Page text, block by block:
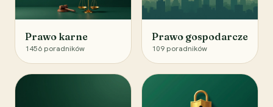
Prawo karne
1456 poradników
Prawo gospodarcze
109 poradników